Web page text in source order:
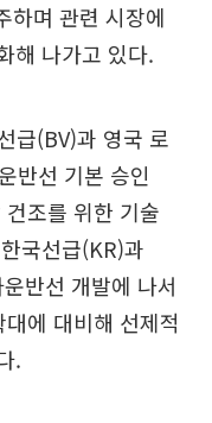
하며 관련 시장에
해 나가고 있다.
급(BV)과 영국 로
반선 기본 승인
조를 위한 기술
국선급(KR)과
반선 개발에 나서
에 대비해 선제적
.